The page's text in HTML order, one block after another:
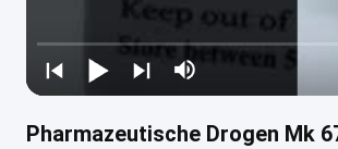
Pharmazeutische Drogen Mk